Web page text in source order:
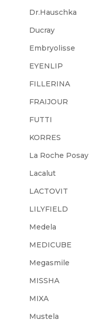
Dr.Hauschka
Ducray
Embryolisse
EYENLIP
FILLERINA
FRAIJOUR
FUTTI
KORRES
La Roche Posay
Lacalut
LACTOVIT
LILYFIELD
Medela
MEDICUBE
Megasmile
MISSHA
MIXA
Mustela